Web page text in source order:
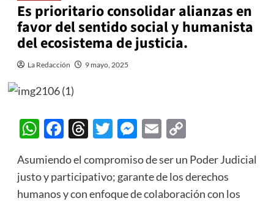
Es prioritario consolidar alianzas en
favor del sentido social y humanista
del ecosistema de justicia.
La Redacción 9 mayo, 2025
WhatsApp
Facebook
Threads
Twitter
Messenger
EmailCopy
Asumiendo el compromiso de ser un Poder Judicial
justo y participativo; garante de los derechos
humanos y con enfoque de colaboración con los